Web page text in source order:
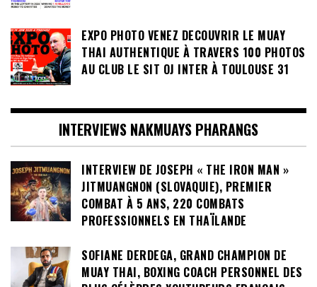
EXPO PHOTO VENEZ DECOUVRIR LE MUAY
THAI AUTHENTIQUE À TRAVERS 100 PHOTOS
INTERVIEWS NAKMUAYS PHARANGS
INTERVIEW DE JOSEPH « THE IRON MAN »
JITMUANGNON (SLOVAQUIE), PREMIER
COMBAT À 5 ANS, 220 COMBATS
SOFIANE DERDEGA, GRAND CHAMPION DE